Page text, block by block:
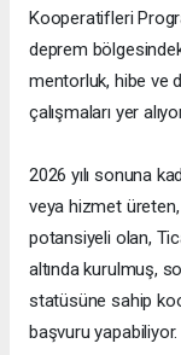
Kooperatifleri
deprem
mentorluk, hibe ve
çalışmaları yer
2026 yılı sonuna
veya hizmet
potansiyeli olan,
altında kurulmuş,
statüsüne sahip
başvuru yapabiliyor.